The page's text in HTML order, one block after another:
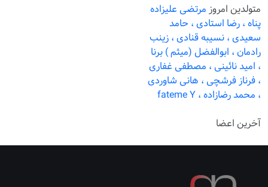
متولدین امروزمرتضی علیزاده
پناه ، رضا استادی ، حامد
سعیدی ، نسیبه قنادی ، زینب
رادمان ، ابوالفضل (میثم ) برنا
، امید نائینی ، مصطفی غفاری
، فرناز فرشچی ، هانی شاوردی
، محمد رضازاده ، fateme Y
آخرین اعضا